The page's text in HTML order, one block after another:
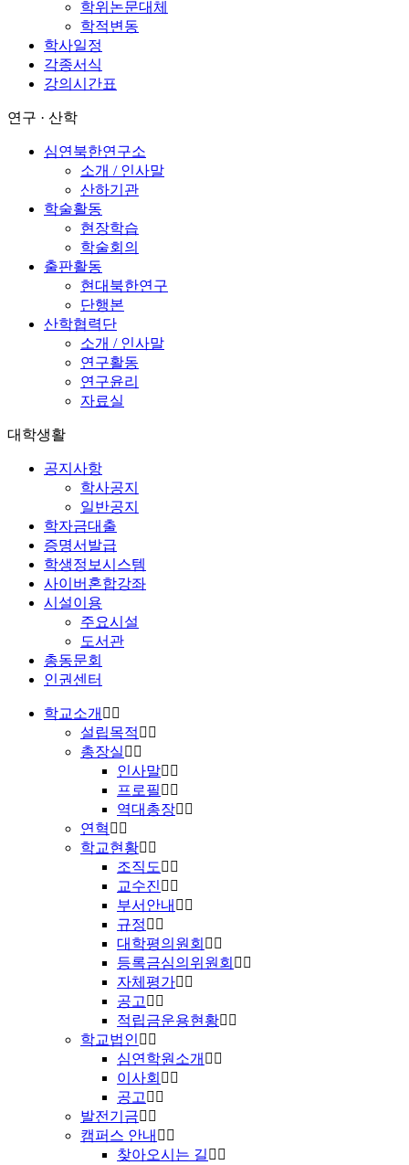
학위논문대체
학적변동
학사일정
각종서식
강의시간표
연구 · 산학
심연북한연구소
소개 / 인사말
산하기관
학술활동
현장학습
학술회의
출판활동
현대북한연구
단행본
산학협력단
소개 / 인사말
연구활동
연구윤리
자료실
대학생활
공지사항
학사공지
일반공지
학자금대출
증명서발급
학생정보시스템
사이버혼합강좌
시설이용
주요시설
도서관
총동문회
인권센터
학교소개
설립목적
총장실
인사말
프로필
역대총장
연혁
학교현황
조직도
교수진
부서안내
규정
대학평의원회
등록금심의위원회
자체평가
공고
적립금운용현황
학교법인
심연학원소개
이사회
공고
발전기금
캠퍼스 안내
찾아오시는 길